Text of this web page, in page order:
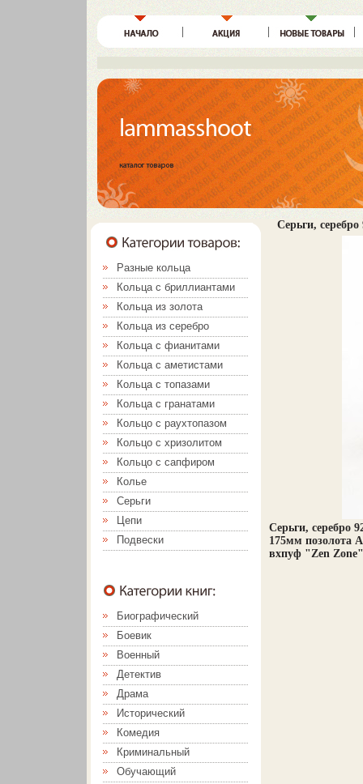
Разные кольца
Кольца с бриллиантами
Кольца из золота
Кольца из серебро
Кольца с фианитами
Кольца с аметистами
Кольца с топазами
Кольца с гранатами
Кольцо с раухтопазом
Кольцо с хризолитом
Кольцо с сапфиром
Колье
Серьги
Цепи
Подвески
Биографический
Боевик
Военный
Детектив
Драма
Исторический
Комедия
Криминальный
Обучающий
Серьги, серебро
Серьги,
175мм позолота
вхпуф "Zen